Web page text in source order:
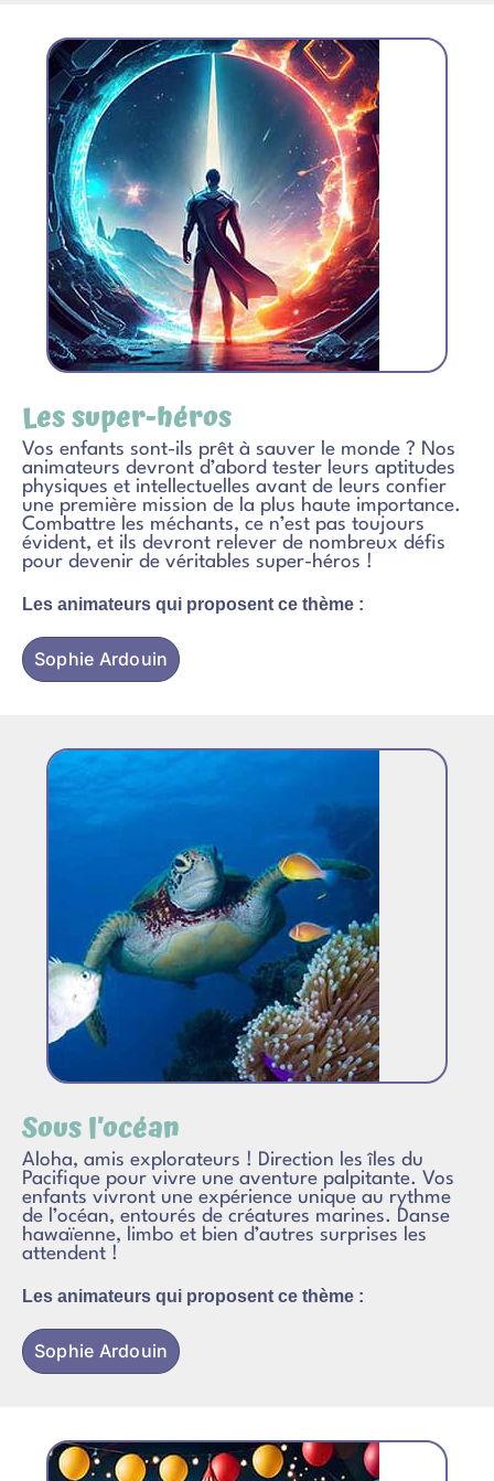
Les super-héros
Vos enfants sont-ils prêt à sauver le monde ? Nos
animateurs devront d’abord tester leurs aptitudes
physiques et intellectuelles avant de leurs confier
une première mission de la plus haute importance.
Combattre les méchants, ce n’est pas toujours
évident, et ils devront relever de nombreux défis
pour devenir de véritables super-héros !
Les animateurs qui proposent ce thème :
Sophie Ardouin
Sous l’océan
Aloha, amis explorateurs ! Direction les îles du
Pacifique pour vivre une aventure palpitante. Vos
enfants vivront une expérience unique au rythme
de l’océan, entourés de créatures marines. Danse
hawaïenne, limbo et bien d’autres surprises les
attendent !
Les animateurs qui proposent ce thème :
Sophie Ardouin